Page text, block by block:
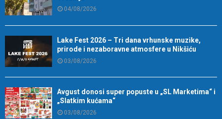
04/08/2026
Lake Fest 2026 – Tri dana vrhunske muzike,
prirode i nezaboravne atmosfere u Nikšiću
03/08/2026
Avgust donosi super popuste u „SL Marketima“ i
„Slatkim kućama“
03/08/2026